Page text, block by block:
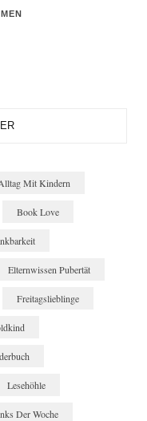
Mit Kindern
Book Love
Elternwissen Pubertät
Freitagslieblinge
Lesehöhle
Der Woche